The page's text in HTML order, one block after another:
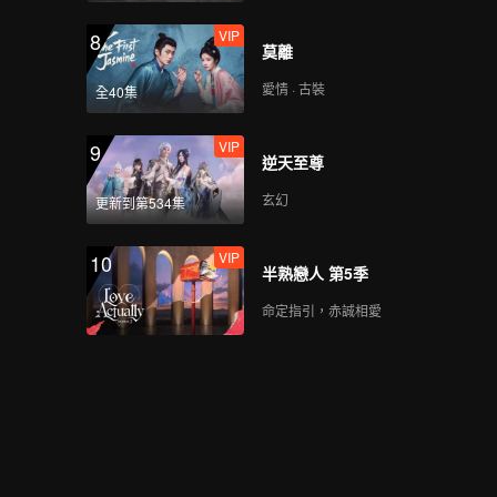
8
全40集
VIP
莫離
愛情 · 古裝
9
更新到第534集
VIP
逆天至尊
玄幻
10 VIP
半熟戀人 第5季
命定指引，赤誠相愛